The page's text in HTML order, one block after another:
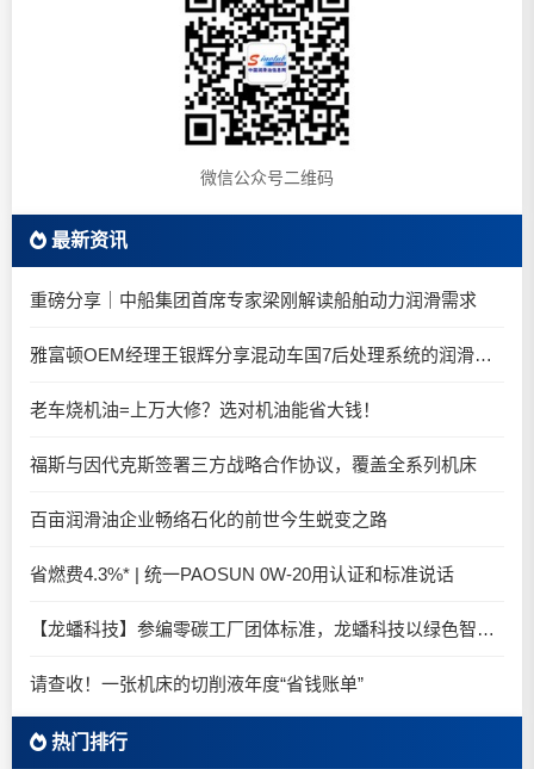
微信公众号二维码
最新资讯
重磅分享｜中船集团首席专家梁刚解读船舶动力润滑需求
雅富顿OEM经理王银辉分享混动车国7后处理系统的润滑油要求
老车烧机油=上万大修？选对机油能省大钱！
福斯与因代克斯签署三方战略合作协议，覆盖全系列机床
百亩润滑油企业畅络石化的前世今生蜕变之路
省燃费4.3%* | 统一PAOSUN 0W-20用认证和标准说话
【龙蟠科技】参编零碳工厂团体标准，龙蟠科技以绿色智造锚定零碳未来
请查收！一张机床的切削液年度“省钱账单”
热门排行